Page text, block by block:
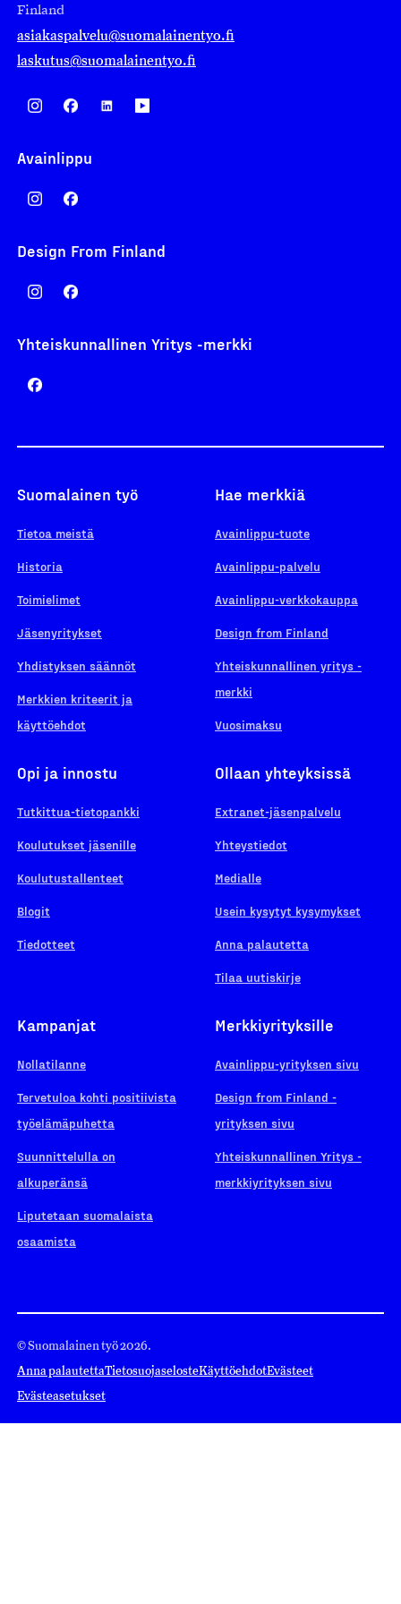
Finland
asiakaspalvelu@suomalainentyo.fi
laskutus@suomalainentyo.fi
Avainlippu
Design From Finland
Yhteiskunnallinen Yritys -merkki
Suomalainen työ
Tietoa meistä
Historia
Toimielimet
Jäsenyritykset
Yhdistyksen säännöt
Merkkien kriteerit ja
käyttöehdot
Hae merkkiä
Avainlippu-tuote
Avainlippu-palvelu
Avainlippu-verkkokauppa
Design from Finland
Yhteiskunnallinen yritys -
merkki
Vuosimaksu
Opi ja innostu
Tutkittua-tietopankki
Koulutukset jäsenille
Koulutustallenteet
Blogit
Tiedotteet
Ollaan yhteyksissä
Extranet-jäsenpalvelu
Yhteystiedot
Medialle
Usein kysytyt kysymykset
Anna palautetta
Tilaa uutiskirje
Kampanjat
Nollatilanne
Tervetuloa kohti positiivista
työelämäpuhetta
Suunnittelulla on
alkuperänsä
Liputetaan suomalaista
osaamista
Merkkiyrityksille
Avainlippu-yrityksen sivu
Design from Finland -
yrityksen sivu
Yhteiskunnallinen Yritys -
merkkiyrityksen sivu
© Suomalainen työ 2026.
Anna palautettaTietosuojaselosteKäyttöehdotEvästeet
Evästeasetukset